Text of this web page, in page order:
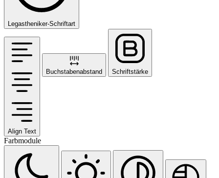
Legastheniker-Schriftart
Align Text
Buchstabenabstand Schriftstärke
Farbmodule